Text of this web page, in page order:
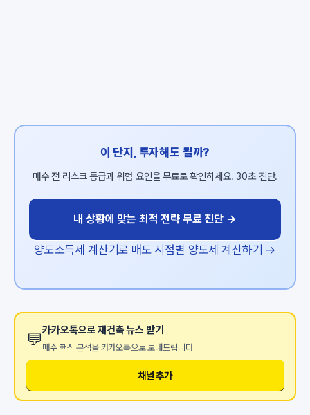
이 단지, 투자해도 될까?
매수 전 리스크 등급과 위험 요인을 무료로 확인하세요. 30초 진단.
내 상황에 맞는 최적 전략 무료 진단 →
양도소득세 계산기로 매도 시점별 양도세 계산하기 →
💬카카오톡으로 재건축 뉴스 받기
매주 핵심 분석을 카카오톡으로 보내드립니다
채널 추가